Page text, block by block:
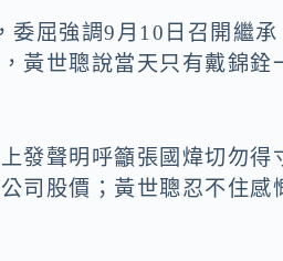
委屈強調9月10日召開繼承
黃世聰說當天只有戴錦銓
發聲明呼籲張國煒切勿得
司股價；黃世聰忍不住感